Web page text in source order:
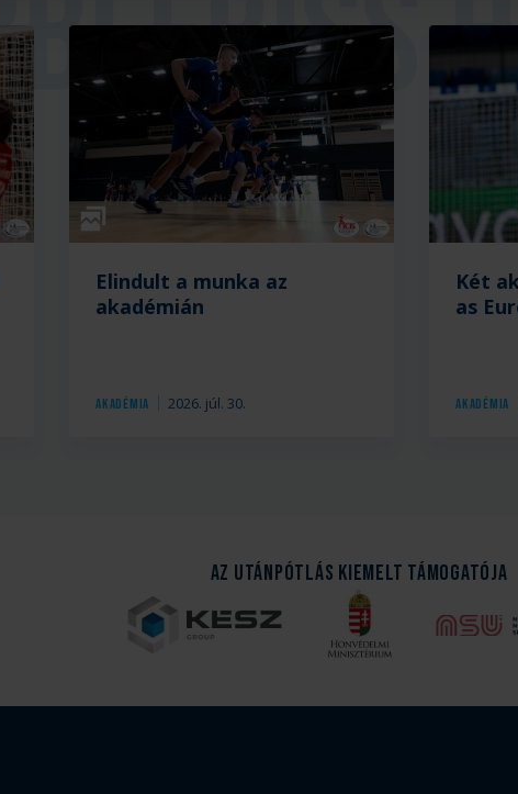
Galéria
Akadémia 2026. júl. 30.
Elindult a munka az
akadémián
Akadémia
Két
as
Az Utánpótlás kiemelt támogatója